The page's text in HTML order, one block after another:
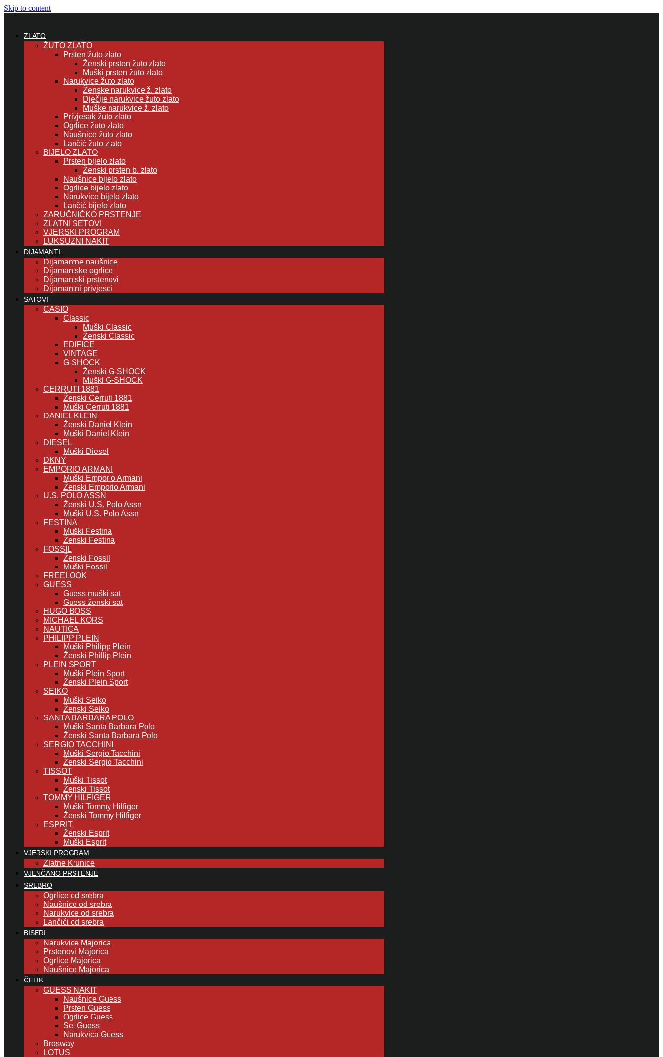
Skip to content
ZLATO
ŽUTO ZLATO
Prsten žuto zlato
Ženski prsten žuto zlato
Muški prsten žuto zlato
Narukvice žuto zlato
Ženske narukvice ž. zlato
Dječije narukvice žuto zlato
Muške narukvice ž. zlato
Privjesak žuto zlato
Ogrlice žuto zlato
Naušnice žuto zlato
Lančić žuto zlato
BIJELO ZLATO
Prsten bijelo zlato
Ženski prsten b. zlato
Naušnice bijelo zlato
Ogrlice bijelo zlato
Narukvice bijelo zlato
Lančić bijelo zlato
ZARUČNIČKO PRSTENJE
ZLATNI SETOVI
VJERSKI PROGRAM
LUKSUZNI NAKIT
DIJAMANTI
Dijamantne naušnice
Dijamantske ogrlice
Dijamantski prstenovi
Dijamantni privjesci
SATOVI
CASIO
Classic
Muški Classic
Ženski Classic
EDIFICE
VINTAGE
G-SHOCK
Ženski G-SHOCK
Muški G-SHOCK
CERRUTI 1881
Ženski Cerruti 1881
Muški Cerruti 1881
DANIEL KLEIN
Ženski Daniel Klein
Muški Daniel Klein
DIESEL
Muški Diesel
DKNY
EMPORIO ARMANI
Muški Emporio Armani
Ženski Emporio Armani
U.S. POLO ASSN
Ženski U.S. Polo Assn
Muški U.S. Polo Assn
FESTINA
Muški Festina
Ženski Festina
FOSSIL
Ženski Fossil
Muški Fossil
FREELOOK
GUESS
Guess muški sat
Guess ženski sat
HUGO BOSS
MICHAEL KORS
NAUTICA
PHILIPP PLEIN
Muški Philipp Plein
Ženski Phillip Plein
PLEIN SPORT
Muški Plein Sport
Ženski Plein Sport
SEIKO
Muški Seiko
Ženski Seiko
SANTA BARBARA POLO
Muški Santa Barbara Polo
Ženski Santa Barbara Polo
SERGIO TACCHINI
Muški Sergio Tacchini
Ženski Sergio Tacchini
TISSOT
Muški Tissot
Ženski Tissot
TOMMY HILFIGER
Muški Tommy Hilfiger
Ženski Tommy Hilfiger
ESPRIT
Ženski Esprit
Muški Esprit
VJERSKI PROGRAM
Zlatne Krunice
VJENČANO PRSTENJE
SREBRO
Ogrlice od srebra
Naušnice od srebra
Narukvice od srebra
Lančići od srebra
BISERI
Narukvice Majorica
Prstenovi Majorica
Ogrlice Majorica
Naušnice Majorica
ČELIK
GUESS NAKIT
Naušnice Guess
Prsten Guess
Ogrlice Guess
Set Guess
Narukvica Guess
Brosway
LOTUS